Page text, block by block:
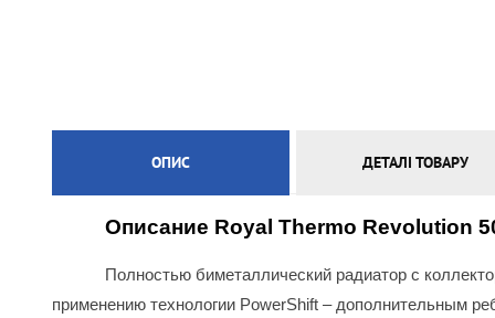
ОПИС ДЕТАЛІ ТОВАРУ
Описание Royal Thermo Revolution
Полностью биметаллический радиатор с
применению технологии PowerShift – дополнительным